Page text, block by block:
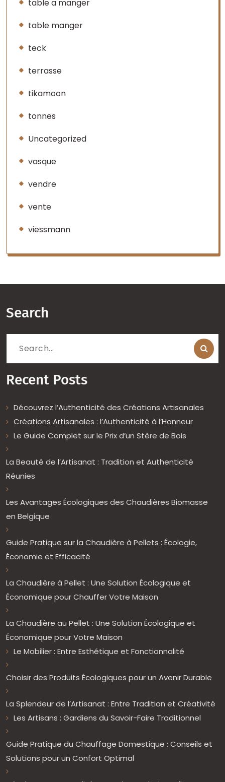
table a manger
table manger
teck
terrasse
tikamoon
tonnes
Uncategorized
vasque
vendre
vente
viessmann
Search
Search
Recent Posts
Découvrez l’Authenticité des Créations Artisanales
Créations Artisanales : l’Authenticité à l’Honneur
Le Guide Complet sur le Prix d’un Stère de Bois
La Beauté de l’Artisanat : Tradition et Authenticité
Réunies
Les Avantages Écologiques des Chaudières Biomasse
en Belgique
Guide Pratique sur la Chaudière à Pellets : Écologie,
Économie et Efficacité
La Chaudière à Pellet : Une Solution Écologique et
Économique pour Chauffer Votre Maison
La Chaudière au Pellet : Une Solution Écologique et
Économique pour Votre Maison
Le Mobilier : Entre Esthétique et Fonctionnalité
Choisir des Produits Écologiques pour un Avenir Durable
La Splendeur de l’Artisanat : Entre Tradition et Créativité
Les Artisans : Gardiens du Savoir-Faire Traditionnel
Guide Pratique du Chauffage Domestique : Conseils et
Solutions pour un Confort Optimal